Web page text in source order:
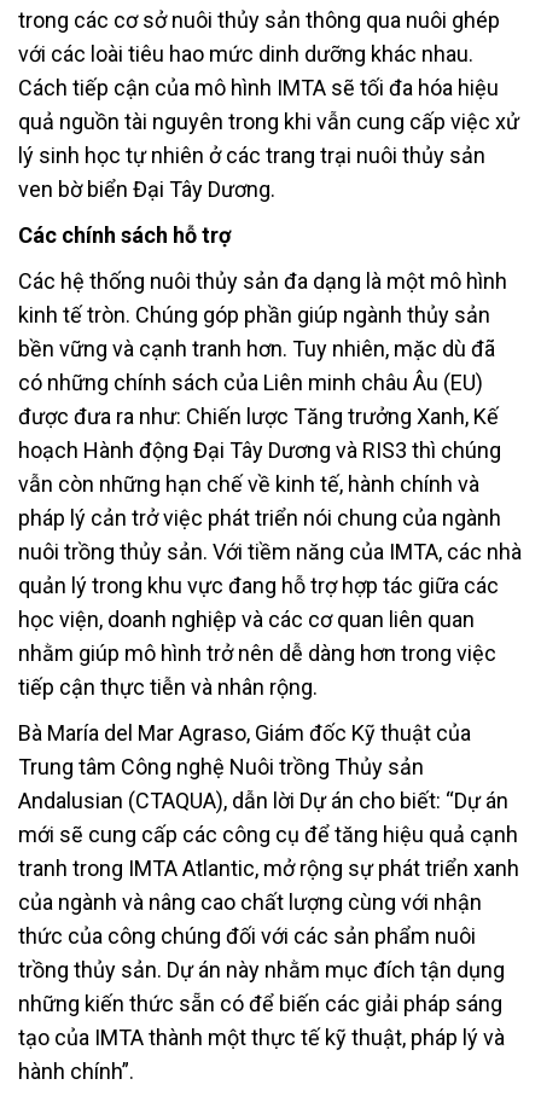
trong các cơ sở nuôi thủy sản thông qua nuôi ghép
với các loài tiêu hao mức dinh dưỡng khác nhau.
Cách tiếp cận của mô hình IMTA sẽ tối đa hóa hiệu
quả nguồn tài nguyên trong khi vẫn cung cấp việc xử
lý sinh học tự nhiên ở các trang trại nuôi thủy sản
ven bờ biển Đại Tây Dương.
Các chính sách hỗ trợ
Các hệ thống nuôi thủy sản đa dạng là một mô hình
kinh tế tròn. Chúng góp phần giúp ngành thủy sản
bền vững và cạnh tranh hơn. Tuy nhiên, mặc dù đã
có những chính sách của Liên minh châu Âu (EU)
được đưa ra như: Chiến lược Tăng trưởng Xanh, Kế
hoạch Hành động Đại Tây Dương và RIS3 thì chúng
vẫn còn những hạn chế về kinh tế, hành chính và
pháp lý cản trở việc phát triển nói chung của ngành
nuôi trồng thủy sản. Với tiềm năng của IMTA, các nhà
quản lý trong khu vực đang hỗ trợ hợp tác giữa các
học viện, doanh nghiệp và các cơ quan liên quan
nhằm giúp mô hình trở nên dễ dàng hơn trong việc
tiếp cận thực tiễn và nhân rộng.
Bà María del Mar Agraso, Giám đốc Kỹ thuật của
Trung tâm Công nghệ Nuôi trồng Thủy sản
Andalusian (CTAQUA), dẫn lời Dự án cho biết: “Dự án
mới sẽ cung cấp các công cụ để tăng hiệu quả cạnh
tranh trong IMTA Atlantic, mở rộng sự phát triển xanh
của ngành và nâng cao chất lượng cùng với nhận
thức của công chúng đối với các sản phẩm nuôi
trồng thủy sản. Dự án này nhằm mục đích tận dụng
những kiến thức sẵn có để biến các giải pháp sáng
tạo của IMTA thành một thực tế kỹ thuật, pháp lý và
hành chính”.